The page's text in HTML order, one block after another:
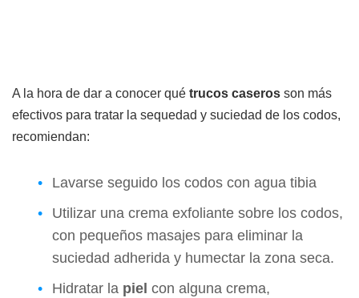
A la hora de dar a conocer qué trucos caseros son más
efectivos para tratar la sequedad y suciedad de los codos,
recomiendan:
Lavarse seguido los codos con agua tibia
Utilizar una crema exfoliante sobre los codos,
con pequeños masajes para eliminar la
suciedad adherida y humectar la zona seca.
Hidratar la piel con alguna crema,